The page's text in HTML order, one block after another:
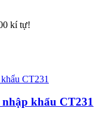
kí tự!
khẩu CT231